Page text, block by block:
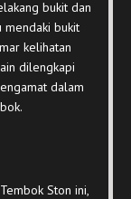
bukit dan
mendaki bukit
kelihatan
dilengkapi
dalam
Ston ini,